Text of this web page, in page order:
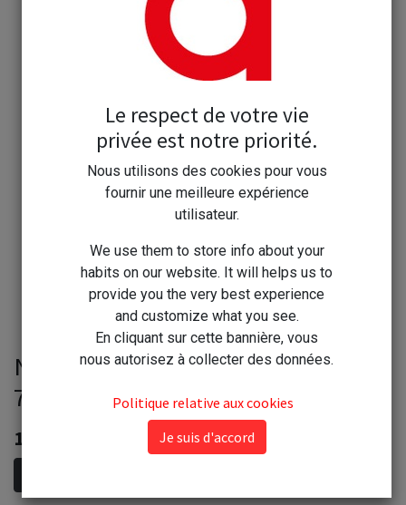
Nuncas Lavage Soin Voilages
750ml Lava Tende 1
12,00
Le respect de votre vie
privée est notre priorité.
Nous utilisons des cookies pour vous
fournir une meilleure expérience
utilisateur.
We use them to store info about your
habits on our website. It will helps us to
provide you the very best experience
and customize what you see.
En cliquant sur cette bannière, vous
nous autorisez à collecter des données.
Politique relative aux cookies
Je suis d'accord